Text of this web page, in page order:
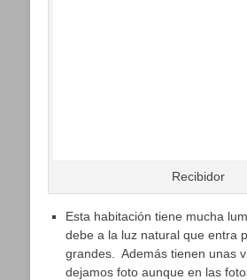
Recibidor
Esta habitación tiene mucha
debe a la luz natural que entra
grandes. Además tienen unas
dejamos foto aunque en las